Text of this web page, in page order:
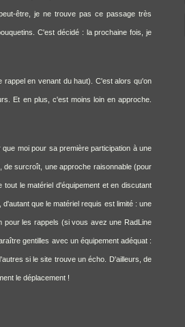
être, je ne trouve pas ce passage très
C'est décidé : la prochaine fois, je
en venant du haut). C'est alors qu'on
Et en plus, c'est moins loin en approche.
moi pour sa première participation à une
surcroît, une approche raisonnable (pour
le matériel d'équipement et en discutant
que le matériel requis est limité : une
pour les rappels (si vous avez une RadLine
gentilles avec un équipement adéquat :
si le site trouve un écho. D'ailleurs, de
le déplacement !